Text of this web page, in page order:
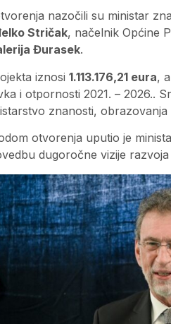
nazočili su ministar
Stričak, načelnik Općine
Đurasek.
iznosi 1.113.176,21 eura,
i otpornosti 2021. – 2026..
znanosti,
otvorenja uputio je
dugoročne vizije